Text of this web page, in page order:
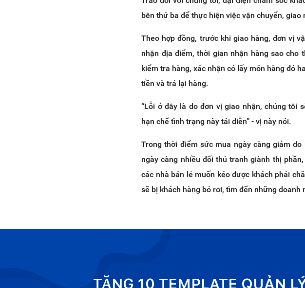
bên thứ ba để thực hiện việc vận chuyển, giao
Theo hợp đồng, trước khi giao hàng, đơn vị
nhận địa điểm, thời gian nhận hàng sao cho
kiểm tra hàng, xác nhận có lấy món hàng đó
tiền và trả lại hàng.
“Lỗi ở đây là do đơn vị giao nhận, chúng tôi
hạn chế tình trạng này tái diễn” - vị này nói.
Trong thời điểm sức mua ngày càng giảm
ngày càng nhiều đối thủ tranh giành thị
các nhà bán lẻ muốn kéo được khách phải
sẽ bị khách hàng bỏ rơi, tìm đến những doanh
TẶNG 10 TEMPLATE QUẢN